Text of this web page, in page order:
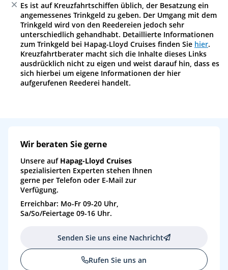
Es ist auf Kreuzfahrtschiffen üblich, der Besatzung ein
angemessenes Trinkgeld zu geben. Der Umgang mit dem
Trinkgeld wird von den Reedereien jedoch sehr
unterschiedlich gehandhabt. Detaillierte Informationen
zum Trinkgeld bei Hapag-Lloyd Cruises finden Sie hier.
Kreuzfahrtberater macht sich die Inhalte dieses Links
ausdrücklich nicht zu eigen und weist darauf hin, dass es
sich hierbei um eigene Informationen der hier
aufgerufenen Reederei handelt.
Wir beraten Sie gerne
Unsere auf Hapag-Lloyd Cruises
spezialisierten Experten stehen Ihnen
gerne per Telefon oder E-Mail zur
Verfügung.
Erreichbar: Mo-Fr 09-20 Uhr,
Sa/So/Feiertage 09-16 Uhr.
Senden Sie uns eine Nachricht
Rufen Sie uns an